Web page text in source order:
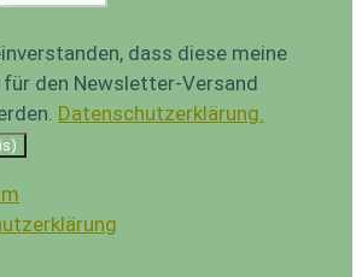
dass diese meine
den Newsletter-Versand
Datenschutzerklärung.